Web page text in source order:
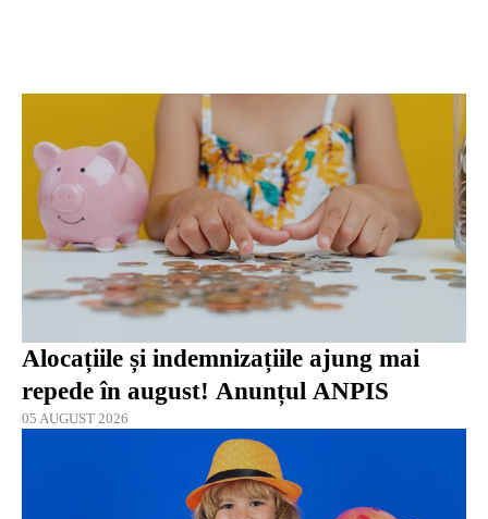
Alocațiile și indemnizațiile ajung mai
repede în august! Anunțul ANPIS
05 AUGUST 2026